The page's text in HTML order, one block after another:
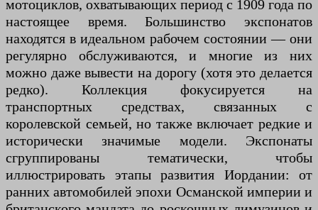
мотоциклов, охватывающих период с 1909 года по
настоящее время. Большинство экспонатов
находятся в идеальном рабочем состоянии — они
регулярно обслуживаются, и многие из них
можно даже вывести на дорогу (хотя это делается
редко). Коллекция фокусируется на
транспортных средствах, связанных с
королевской семьей, но также включает редкие и
исторически значимые модели. Экспонаты
сгруппированы тематически, чтобы
иллюстрировать этапы развития Иордании: от
ранних автомобилей эпохи Османской империи и